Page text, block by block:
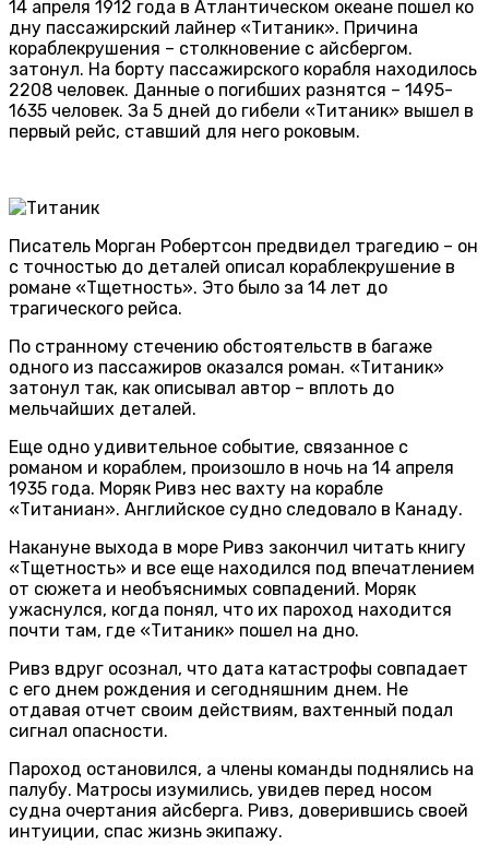
14 апреля 1912 года в Атлантическом океане пошел ко
дну пассажирский лайнер «Титаник». Причина
кораблекрушения – столкновение с айсбергом.
затонул. На борту пассажирского корабля находилось
2208 человек. Данные о погибших разнятся – 1495-
1635 человек. За 5 дней до гибели «Титаник» вышел в
первый рейс, ставший для него роковым.
Писатель Морган Робертсон предвидел трагедию – он
с точностью до деталей описал кораблекрушение в
романе «Тщетность». Это было за 14 лет до
трагического рейса.
По странному стечению обстоятельств в багаже
одного из пассажиров оказался роман. «Титаник»
затонул так, как описывал автор – вплоть до
мельчайших деталей.
Еще одно удивительное событие, связанное с
романом и кораблем, произошло в ночь на 14 апреля
1935 года. Моряк Ривз нес вахту на корабле
«Титаниан». Английское судно следовало в Канаду.
Накануне выхода в море Ривз закончил читать книгу
«Тщетность» и все еще находился под впечатлением
от сюжета и необъяснимых совпадений. Моряк
ужаснулся, когда понял, что их пароход находится
почти там, где «Титаник» пошел на дно.
Ривз вдруг осознал, что дата катастрофы совпадает
с его днем рождения и сегодняшним днем. Не
отдавая отчет своим действиям, вахтенный подал
сигнал опасности.
Пароход остановился, а члены команды поднялись на
палубу. Матросы изумились, увидев перед носом
судна очертания айсберга. Ривз, доверившись своей
интуиции, спас жизнь экипажу.